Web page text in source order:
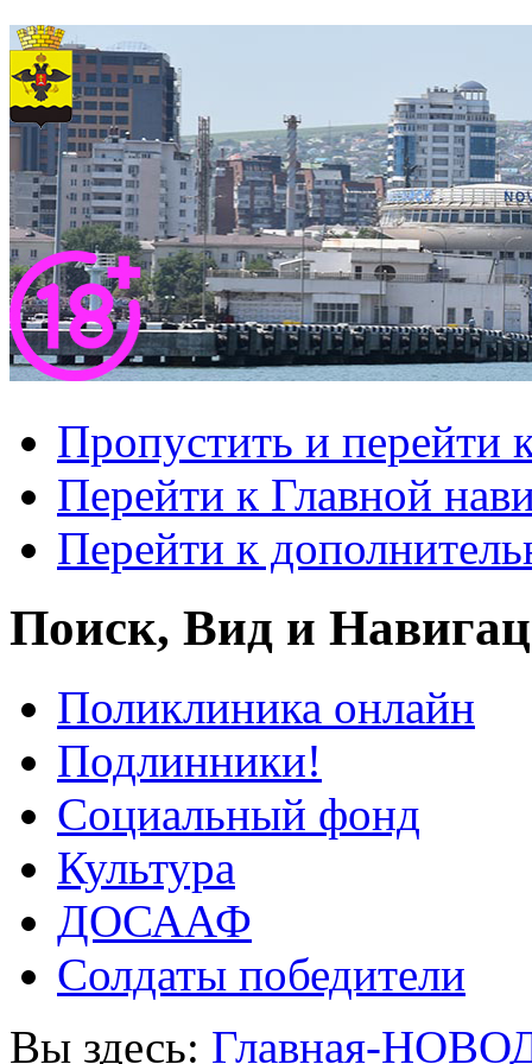
Пропустить и перейти
Перейти к Главной
Перейти к
Поиск, Вид и
Поликлиника онлайн
Подлинники!
Социальный фонд
Культура
ДОСААФ
Солдаты победители
Вы здесь: Главная-